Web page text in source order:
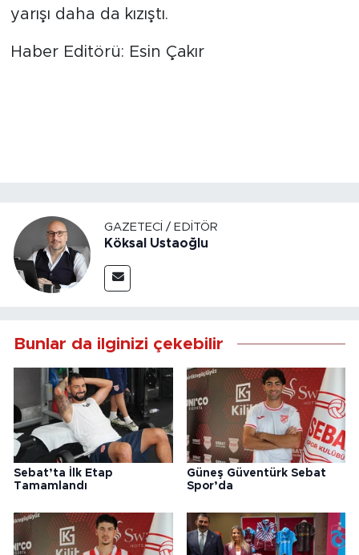
yarışı daha da kızıştı.
Haber Editörü: Esin Çakır
GAZETECI / EDITÖR
Köksal Ustaoğlu
Bunlar da ilginizi çekebilir
Sebat’ta İlk Etap
Tamamlandı
Güneş Güventürk Sebat
Spor’da